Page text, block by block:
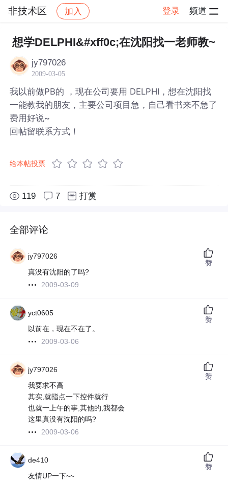
非技术区 加入 登录 频道
社区 非技术区 帖子详情
想学DELPHI&#xff0c;在沈阳找一老师教~
jy797026
2009-03-05
我以前做PB的 ，现在公司要用 DELPHI，想在沈阳找
一能教我的朋友，主要公司项目急，自己看书来不急了
费用好说~
回帖留联系方式！
给本帖投票
119 7 打赏
全部评论
jy797026
真没有沈阳的了吗?
2009-03-09
赞
yct0605
以前在，现在不在了。
2009-03-06
赞
jy797026
我要求不高
其实,就指点一下控件就行
也就一上午的事,其他的,我都会
这里真没有沈阳的吗?
2009-03-06
赞
de410
友情UP一下~~
赞